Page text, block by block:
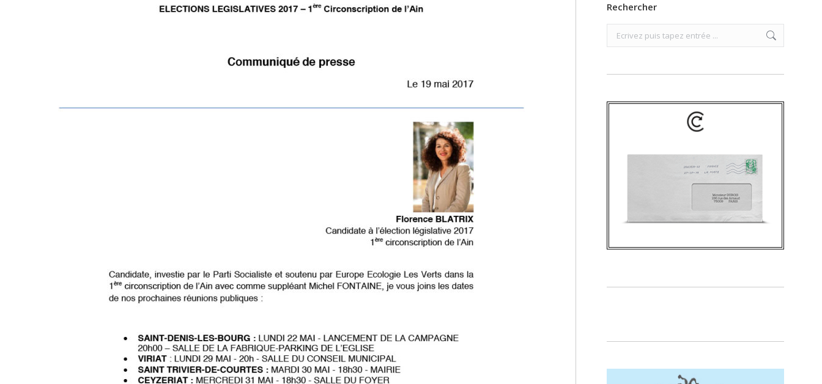
Rechercher
Search: